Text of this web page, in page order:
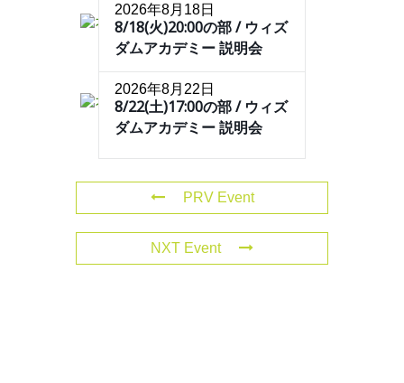
2026年8月18日
8/18(火)20:00の部 / ウィズ
ダムアカデミー 説明会
2026年8月22日
8/22(土)17:00の部 / ウィズ
ダムアカデミー 説明会
PRV Event
NXT Event